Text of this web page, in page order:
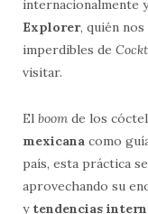
internacionalmente
Explorer, quién
imperdibles de
visitar.
El boom de los
mexicana como
país, esta práctica
aprovechando su
y tendencias